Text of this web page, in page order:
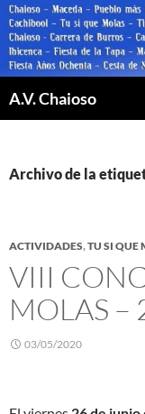
Saltar
al
contenido
A.V. Chaioso
Archivo de la
ACTIVIDADES,TU SI QUE
VIII
MOLAS –
03/05/2020